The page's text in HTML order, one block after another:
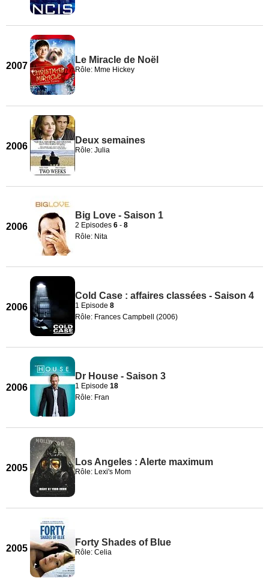
2007
Le Miracle de Noël
Rôle: Mme Hickey
2006
Deux semaines
Rôle: Julia
2006
Big Love - Saison 1
2 Episodes 6 - 8
Rôle: Nita
2006
Cold Case : affaires classées - Saison 4
1 Episode 8
Rôle: Frances Campbell (2006)
2006
Dr House - Saison 3
1 Episode 18
Rôle: Fran
2005
Los Angeles : Alerte maximum
Rôle: Lexi's Mom
2005
Forty Shades of Blue
Rôle: Celia